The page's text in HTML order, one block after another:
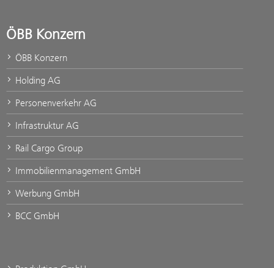
ÖBB Konzern
ÖBB Konzern
Holding AG
Personenverkehr AG
Infrastruktur AG
Rail Cargo Group
Immobilienmanagement GmbH
Werbung GmbH
BCC GmbH